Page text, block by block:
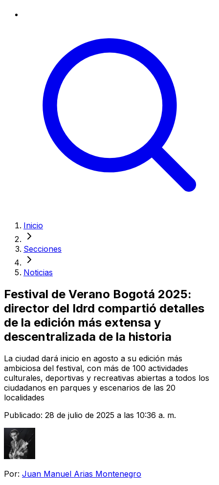
Inicio
Secciones
Noticias
Festival de Verano Bogotá 2025:
director del Idrd compartió detalles
de la edición más extensa y
descentralizada de la historia
La ciudad dará inicio en agosto a su edición más
ambiciosa del festival, con más de 100 actividades
culturales, deportivas y recreativas abiertas a todos los
ciudadanos en parques y escenarios de las 20
localidades
Publicado: 28 de julio de 2025 a las 10:36 a. m.
Por: Juan Manuel Arias Montenegro